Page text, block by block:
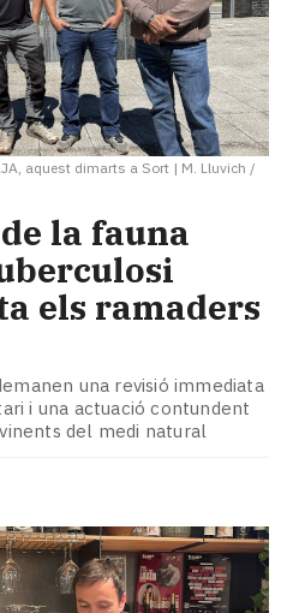
aquest dimarts a Sort | M. Lluvich /
la fauna
els ramaders
una revisió immediata
i una actuació contundent
del medi natural